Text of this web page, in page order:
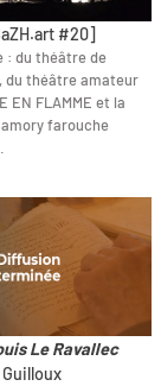
#20]
: du théâtre de
du théâtre amateur
EN FLAMME et la
farouche
Le Ravallec